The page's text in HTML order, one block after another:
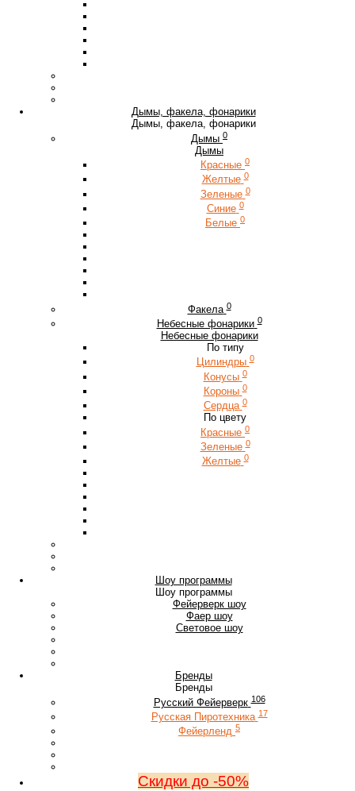
Дымы, факела, фонарики
Дымы, факела, фонарики
Дымы 0
Дымы
Красные 0
Желтые 0
Зеленые 0
Синие 0
Белые 0
Факела 0
Небесные фонарики 0
Небесные фонарики
По типу
Цилиндры 0
Конусы 0
Короны 0
Сердца 0
По цвету
Красные 0
Зеленые 0
Желтые 0
Шоу программы
Шоу программы
Фейерверк шоу
Фаер шоу
Световое шоу
Бренды
Бренды
Русский Фейерверк 106
Русская Пиротехника 17
Фейерленд 5
Скидки до -50%